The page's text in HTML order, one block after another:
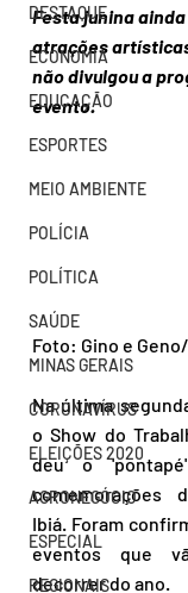
DESTAQUE
ECONOMIA
EDUCAÇÃO
ESPORTES
MEIO AMBIENTE
POLÍCIA
POLÍTICA
SAÚDE
MINAS GERAIS
CORONAVÍRUS
ELEIÇÕES 2020
AGRONEGÓCIO
ESPECIAL
REGIONAIS
Festa junina
atrações
não divulgou a
evento.
Foto: Gino e
Na última
o Show do
deu o
comemorações
Ibiá. Foram
eventos que
decorrer do ano.